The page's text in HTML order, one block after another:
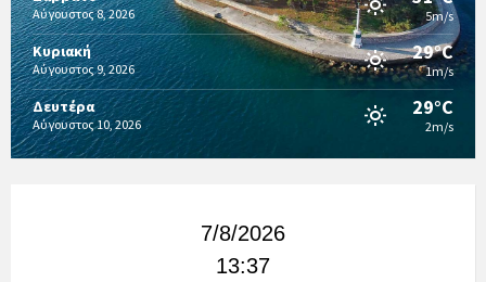
Αύγουστος 8, 2026 5m/s
Κυριακή
Αύγουστος 9, 2026
29°C
1m/s
Δευτέρα
Αύγουστος 10, 2026
29°C
2m/s
7/8/2026
13:38